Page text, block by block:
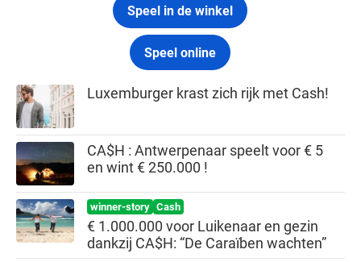
Speel in de winkel
Speel online
Luxemburger krast zich rijk met Cash!
CA$H : Antwerpenaar speelt voor € 5
en wint € 250.000 !
winner-story Cash
€ 1.000.000 voor Luikenaar en gezin
dankzij CA$H: “De Caraïben wachten”